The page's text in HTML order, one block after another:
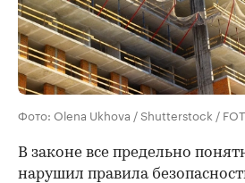
Фото: Olena Ukhova / Shutterstock /
В законе все предельно
нарушил правила